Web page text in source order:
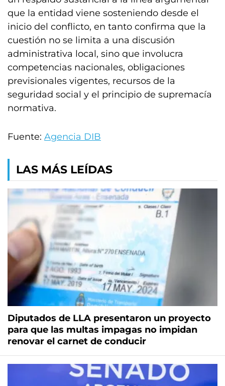
que la entidad viene sosteniendo desde el
inicio del conflicto, en tanto confirma que la
cuestión no se limita a una discusión
administrativa local, sino que involucra
competencias nacionales, obligaciones
previsionales vigentes, recursos de la
seguridad social y el principio de supremacía
normativa.
Fuente: Agencia DIB
LAS MÁS LEÍDAS
Diputados de LLA presentaron un proyecto
para que las multas impagas no impidan
renovar el carnet de conducir